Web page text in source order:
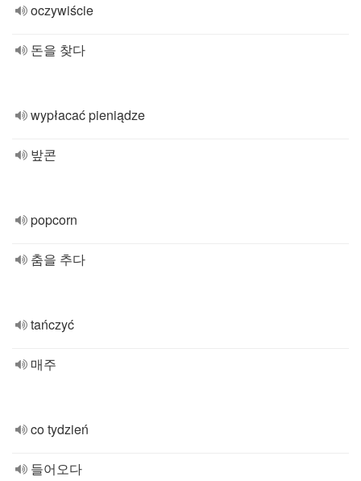
oczywiście
돈을 찾다
wypłacać pieniądze
밮콘
popcorn
춤을 추다
tańczyć
매주
co tydzień
들어오다